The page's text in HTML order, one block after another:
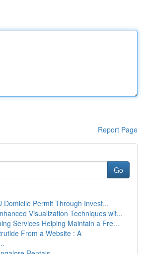
Report Page
Go
Domicile Permit Through Invest...
Visualization Techniques wit...
Services Helping Maintain a Fre...
From a Website : A